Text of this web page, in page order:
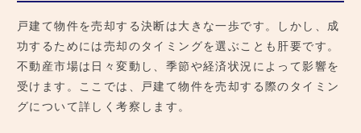
戸建て物件を売却する決断は大きな一歩です。しかし、成
功するためには売却のタイミングを選ぶことも肝要です。
不動産市場は日々変動し、季節や経済状況によって影響を
受けます。ここでは、戸建て物件を売却する際のタイミン
グについて詳しく考察します。